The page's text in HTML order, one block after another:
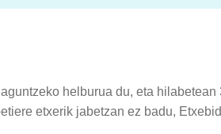
helburua du, eta
etxerik jabetzan ez badu,